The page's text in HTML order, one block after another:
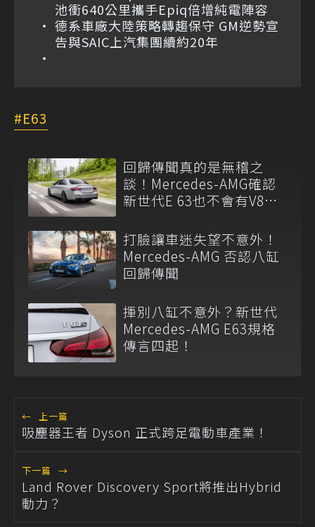
池衝640公里攜手Epiq倍增純電陣容
德系車廠大陸策略轉趨保守 GM逆勢宣
告與SAIC上汽集團續約20年
E63
回歸傳聞真的是無稽之
談！Mercedes-AMG確認
新世代E 63也不會有V8引
打臉讓車迷失望不意外！
Mercedes-AMG 否認八缸
回歸傳聞
揮別八缸不意外？新世代
Mercedes-AMG E63規格
傳言四起！
← 上一篇
吸塵器王者 Dyson 正式跨足電動車產業！
下一篇 →
Land Rover Discovery Sport將推出Hybrid
動力？